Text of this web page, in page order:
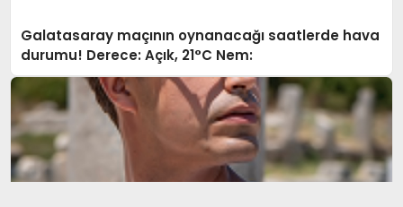
Galatasaray maçının oynanacağı saatlerde hava
durumu! Derece: Açık, 21°C Nem: